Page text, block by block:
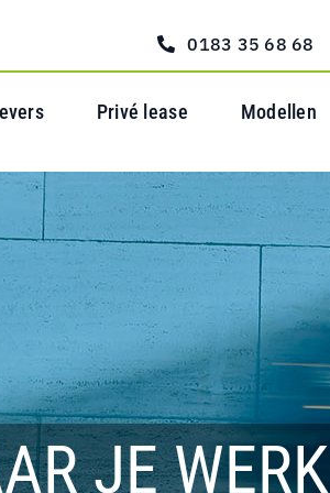
0183 35 68 68
Privé lease Modellen
JE WERK